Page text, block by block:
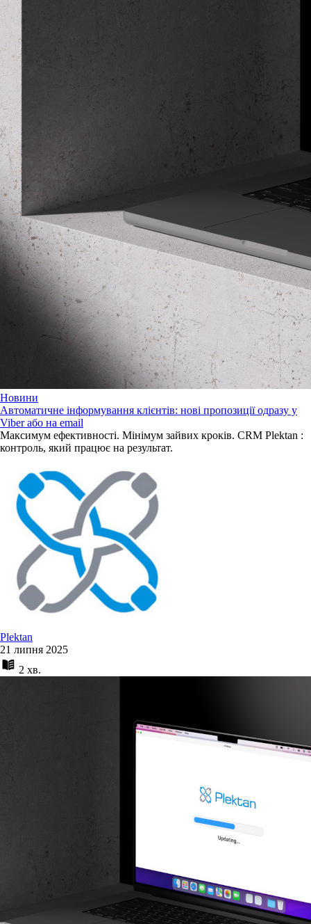
Новини
Автоматичне інформування клієнтів: нові пропозиції одразу у
Viber або на email
Максимум ефективності. Мінімум зайвих кроків. CRM Plektan :
контроль, який працює на результат.
Plektan
21 липня 2025
2 хв.